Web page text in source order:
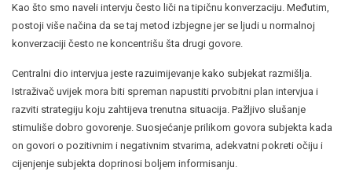
Kao što smo naveli intervju često liči na tipičnu konverzaciju. Međutim,
postoji više načina da se taj metod izbjegne jer se ljudi u normalnoj
konverzaciji često ne koncentrišu šta drugi govore.
Centralni dio intervjua jeste razuimijevanje kako subjekat razmišlja.
Istraživač uvijek mora biti spreman napustiti prvobitni plan intervjua i
razviti strategiju koju zahtijeva trenutna situacija. Pažljivo slušanje
stimuliše dobro govorenje. Suosjećanje prilikom govora subjekta kada
on govori o pozitivnim i negativnim stvarima, adekvatni pokreti očiju i
cijenjenje subjekta doprinosi boljem informisanju.